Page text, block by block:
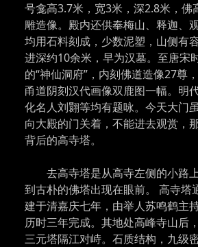
号龛高3.7米，宽3米，深2.8米，佛
雕造像。殿内还供奉梅山、释迦、
均用石料刻成，少数泥塑，山侧有
进深约10余米，早为汉墓。至唐宋
的“神仙洞府”，内刻佛道造像27尊
甬道阴刻汉代画像双鹿图一幅。明
化名人刘翾等均有题咏。今天大门
向大殿的门关着，不能进去观赏，
背后的高寺塔。
去高寺塔是从高寺左侧的小路
到古朴的佛塔出现在眼前。 高寺塔
建于清嘉庆七年，由举人苏鸣鹤主
历时三年完成。其地处高峰寺山后
三元塔隔江对峙。石质结构，九级